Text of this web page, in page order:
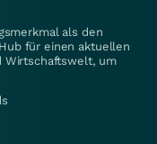
als den
für einen aktuellen
Wirtschaftswelt, um